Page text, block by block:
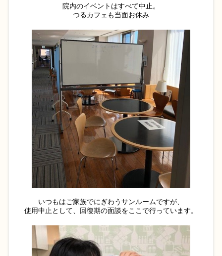
院内のイベントはすべて中止。
つるカフェも当面お休み
いつもはご家族でにぎわうサンルームですが、
使用中止として、回復期の面談をここで行っています。